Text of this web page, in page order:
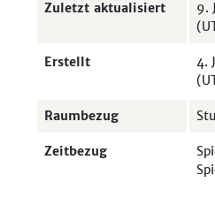
Zuletzt aktualisiert
9.
Erstellt
4.
Raumbezug
Zeitbezug